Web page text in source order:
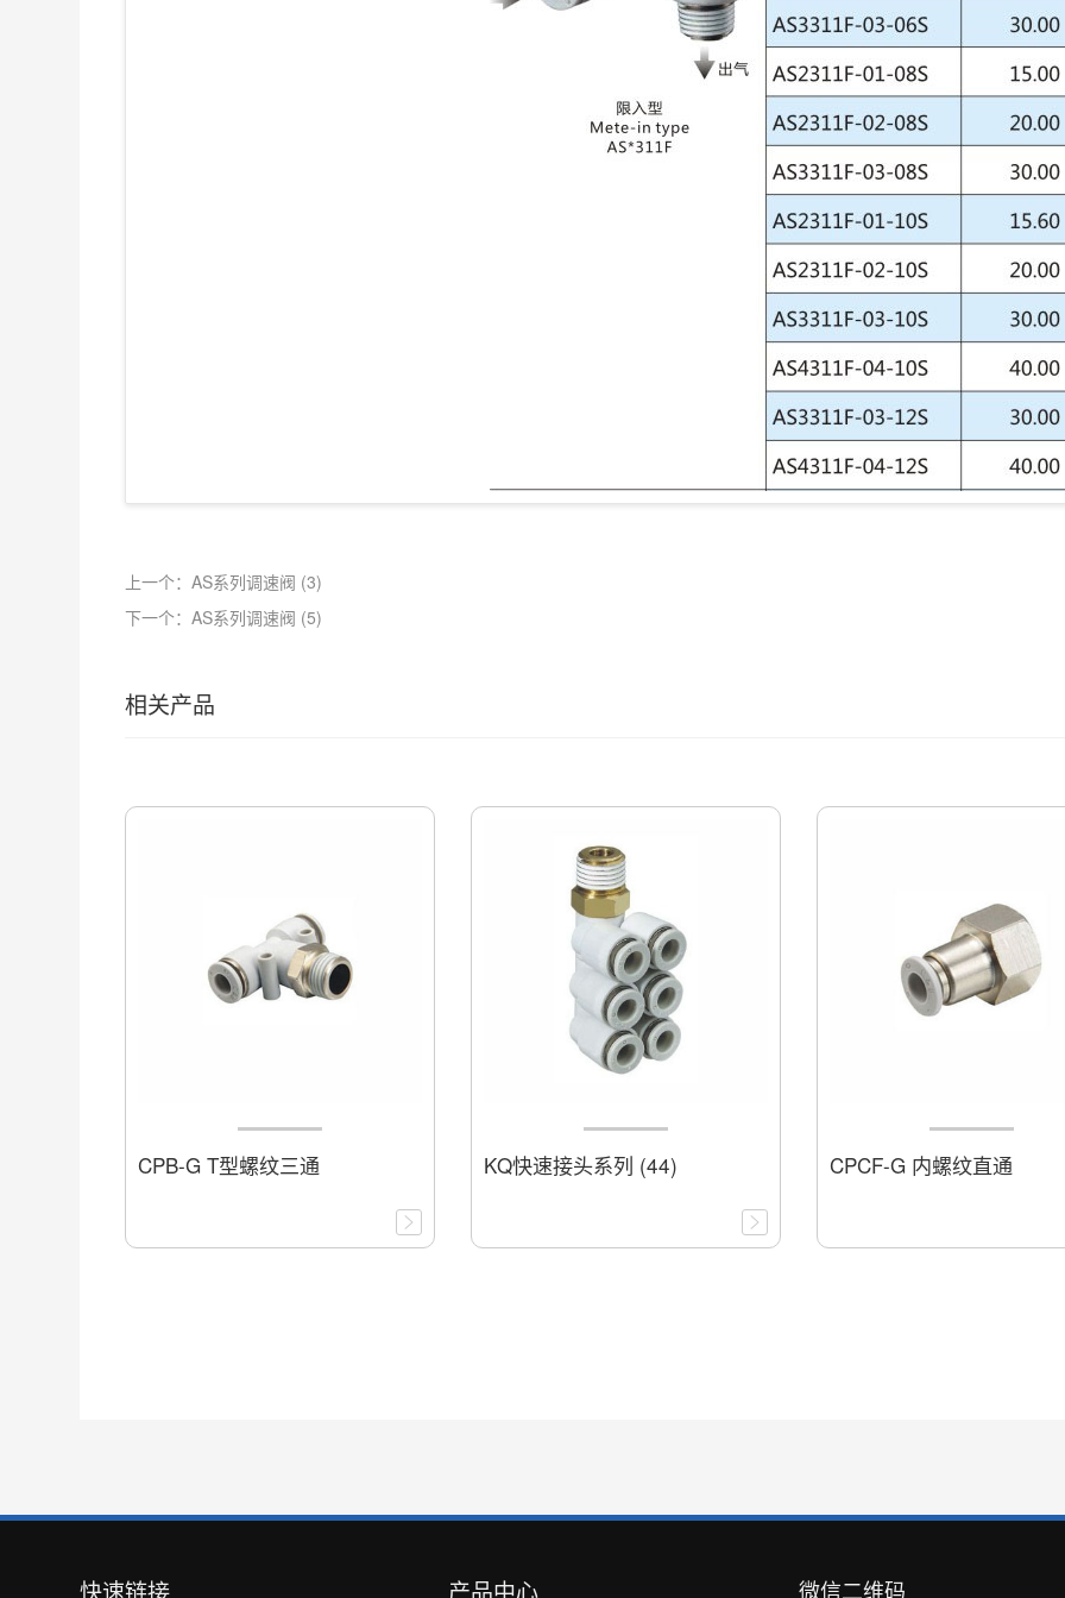
上一个：AS系列调速阀 (3)
下一个：AS系列调速阀 (5)
相关产品
CPB-G T型螺纹三通 KQ快速接头系列 (44) CPCF-G 内螺纹直通
快速链接 产品中心 微信二维码